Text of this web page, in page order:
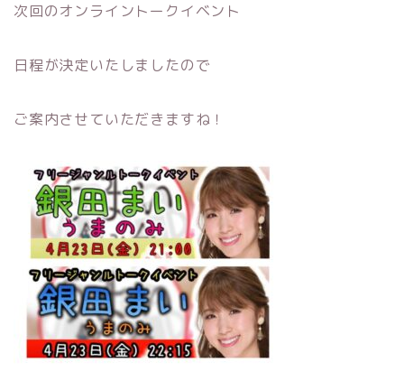
次回のオンライントークイベント
日程が決定いたしましたので
ご案内させていただきますね！